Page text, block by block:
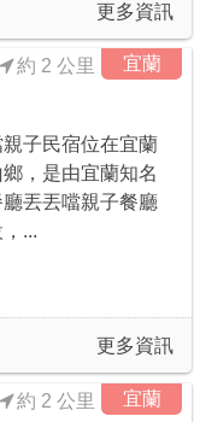
更多資訊
宜蘭
約 2 公里
子民宿位在宜蘭
，是由宜蘭知名
廳丟丟噹親子餐廳
...
更多資訊
宜蘭
約 2 公里